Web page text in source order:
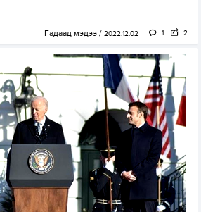
Гадаад мэдээ 2022.12.02 1 2